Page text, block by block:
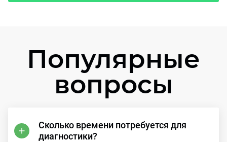
Популярные
вопросы
Сколько времени потребуется для
диагностики?